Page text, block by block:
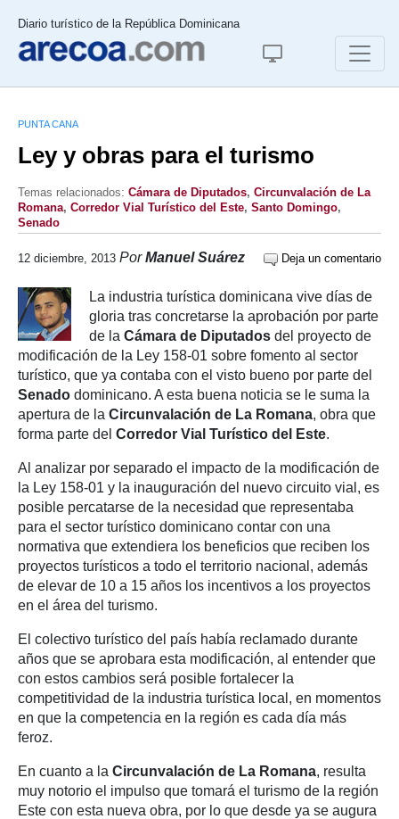
Diario turístico de la República Dominicana
PUNTA CANA
Ley y obras para el turismo
Temas relacionados: Cámara de Diputados, Circunvalación de La
Romana, Corredor Vial Turístico del Este, Santo Domingo,
Senado
12 diciembre, 2013 PorManuel Suárez Deja un comentario
La industria turística dominicana vive días de
gloria tras concretarse la aprobación por parte
de la Cámara de Diputados del proyecto de
modificación de la Ley 158-01 sobre fomento al sector
turístico, que ya contaba con el visto bueno por parte del
Senado dominicano. A esta buena noticia se le suma la
apertura de la Circunvalación de La Romana, obra que
forma parte del Corredor Vial Turístico del Este.
Al analizar por separado el impacto de la modificación de
la Ley 158-01 y la inauguración del nuevo circuito vial, es
posible percatarse de la necesidad que representaba
para el sector turístico dominicano contar con una
normativa que extendiera los beneficios que reciben los
proyectos turísticos a todo el territorio nacional, además
de elevar de 10 a 15 años los incentivos a los proyectos
en el área del turismo.
El colectivo turístico del país había reclamado durante
años que se aprobara esta modificación, al entender que
con estos cambios será posible fortalecer la
competitividad de la industria turística local, en momentos
en que la competencia en la región es cada día más
feroz.
En cuanto a la Circunvalación de La Romana, resulta
muy notorio el impulso que tomará el turismo de la región
Este con esta nueva obra, por lo que desde ya se augura